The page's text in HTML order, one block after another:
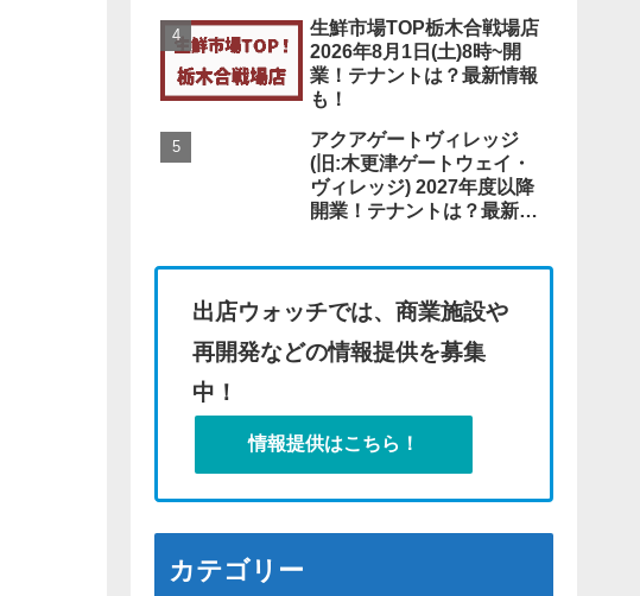
生鮮市場TOP栃木合戦場店
2026年8月1日(土)8時~開
業！テナントは？最新情報
も！
アクアゲートヴィレッジ
(旧:木更津ゲートウェイ・
ヴィレッジ) 2027年度以降
開業！テナントは？最新情
出店ウォッチでは、商業施設や
再開発などの情報提供を募集
中！
情報提供はこちら！
カテゴリー